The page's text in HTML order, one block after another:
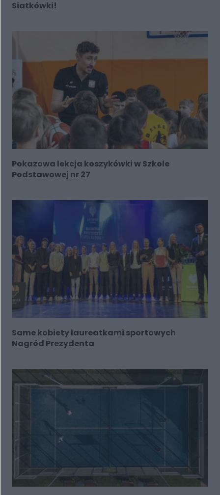
Siatkówki!
Pokazowa lekcja koszykówki w Szkole
Podstawowej nr 27
Same kobiety laureatkami sportowych
Nagród Prezydenta